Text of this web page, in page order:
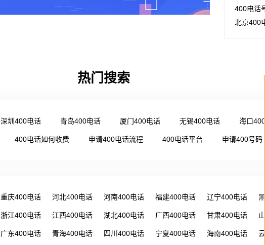
400电话
北京400
热门搜索
深圳400电话 青岛400电话 厦门400电话 无锡400电话 海口400
400电话如何收费 申请400电话流程 400电话平台 申请400号码
重庆400电话 河北400电话 河南400电话 福建400电话 辽宁400电话
浙江400电话 江西400电话 湖北400电话 广西400电话 甘肃400电话
广东400电话 青海400电话 四川400电话 宁夏400电话 海南400电话